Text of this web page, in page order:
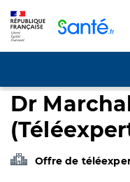
Dr
Offre de